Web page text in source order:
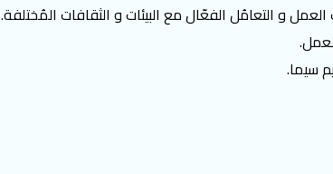
و التعامُل الفعّال مع البيئات و الثقافات المُختلفة.
سيما.